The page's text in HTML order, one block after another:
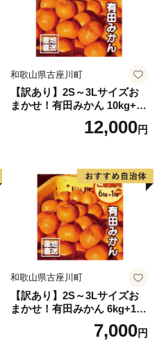
和歌山県古座川町
【訳あり】2S～3Lサイズお
まかせ！有田みかん 10kg+2k
g保証分 11月から12月下旬ま
でに順次発送致します。 / 訳
ん 和歌山 ご家庭用
12,000円
和歌山県古座川町
【訳あり】2S～3Lサイズお
まかせ！有田みかん 6kg+1kg
保証分 11月から12月下旬ま
でに順次発送致します。 / 訳
7,000円